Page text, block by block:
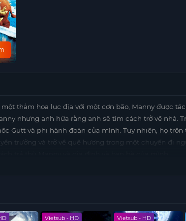
thảm họa lục địa với một cơn bão, Manny được
nhưng anh hứa rằng anh sẽ tìm cách trở về nhà.
Gutt và phi hành đoàn của mình. Tuy nhiên, họ
trưởng và trở về quê hương trong một chuyến đi
Vietsub - HD Vietsub - HD